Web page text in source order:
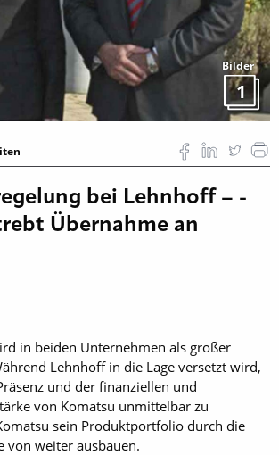
Bilder
1
bei Lehnhoff –
Übernahme an
in beiden Unternehmen als großer
Lehnhoff in die Lage versetzt wird,
und der finanziellen und
von Komatsu unmittelbar zu
sein Produktportfolio durch die
von weiter ausbauen.